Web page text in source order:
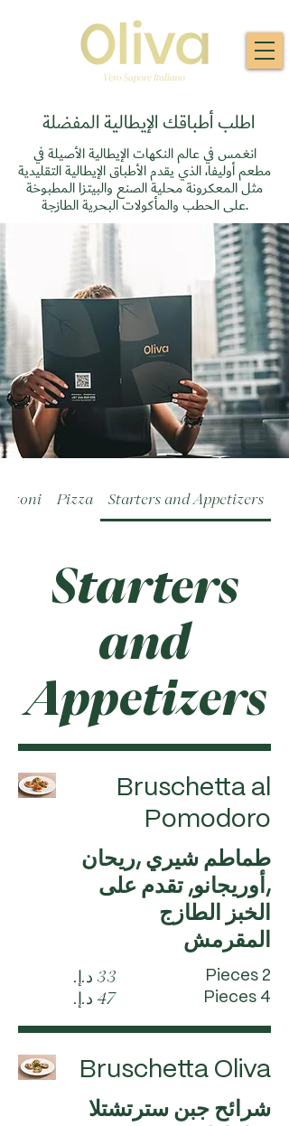
اطلب أطباقك الإيطالية المفضلة
انغمس في عالم النكهات الإيطالية الأصيلة في
مطعم أوليفا، الذي يقدم الأطباق الإيطالية التقليدية
مثل المعكرونة محلية الصنع والبيتزا المطبوخة
على الحطب والمأكولات البحرية الطازجة.
Starters and Appetizers
Pizza
Starters
and
Appetizers
Bruschetta al
Pomodoro
طماطم شيري ,ريحان
,أوريجانو, تقدم على
الخبز الطازج
المقرمش
2 Pieces
4 Pieces
Bruschetta Oliva
شرائح جبن سترتشتلا